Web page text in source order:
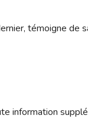
témoigne de
information